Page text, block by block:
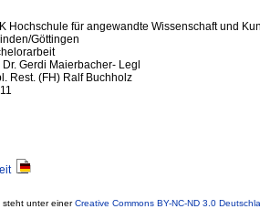
Hochschule für angewandte Wissenschaft und
Göttingen
Dr. Gerdi Maierbacher- Legl
Rest. (FH) Ralf Buchholz
steht unter einerCreative Commons BY-NC-ND 3.0